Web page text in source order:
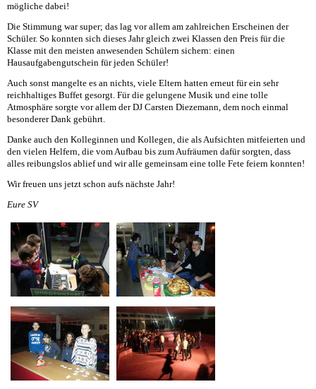
mögliche dabei!
Die Stimmung war super; das lag vor allem am zahlreichen Erscheinen der
Schüler. So konnten sich dieses Jahr gleich zwei Klassen den Preis für die
Klasse mit den meisten anwesenden Schülern sichern: einen
Hausaufgabengutschein für jeden Schüler!
Auch sonst mangelte es an nichts, viele Eltern hatten erneut für ein sehr
reichhaltiges Buffet gesorgt. Für die gelungene Musik und eine tolle
Atmosphäre sorgte vor allem der DJ Carsten Diezemann, dem noch einmal
besonderer Dank gebührt.
Danke auch den Kolleginnen und Kollegen, die als Aufsichten mitfeierten und
den vielen Helfern, die vom Aufbau bis zum Aufräumen dafür sorgten, dass
alles reibungslos ablief und wir alle gemeinsam eine tolle Fete feiern konnten!
Wir freuen uns jetzt schon aufs nächste Jahr!
Eure SV